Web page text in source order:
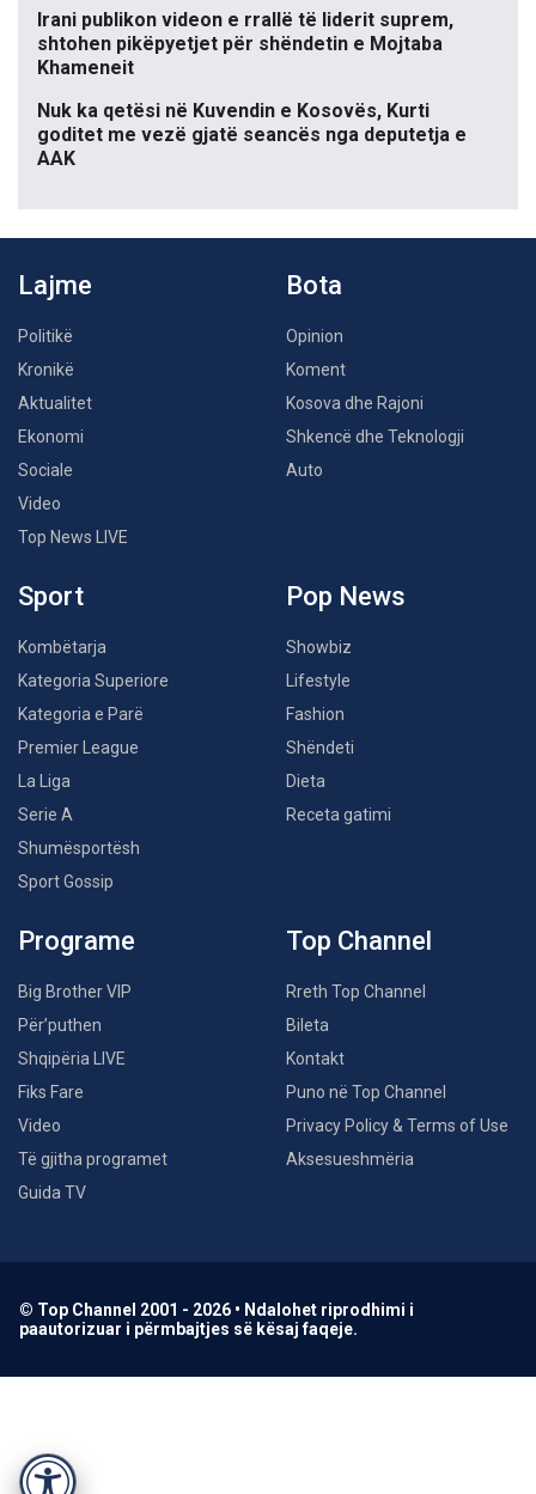
Irani publikon videon e rrallë të liderit suprem,
shtohen pikëpyetjet për shëndetin e Mojtaba
Khameneit
Nuk ka qetësi në Kuvendin e Kosovës, Kurti
goditet me vezë gjatë seancës nga deputetja e
AAK
Lajme
Politikë
Kronikë
Aktualitet
Ekonomi
Sociale
Video
Top News LIVE
Bota
Opinion
Koment
Kosova dhe Rajoni
Shkencë dhe Teknologji
Auto
Sport
Kombëtarja
Kategoria Superiore
Kategoria e Parë
Premier League
La Liga
Serie A
Shumësportësh
Sport Gossip
Pop News
Showbiz
Lifestyle
Fashion
Shëndeti
Dieta
Receta gatimi
Programe
Big Brother VIP
Për’puthen
Shqipëria LIVE
Fiks Fare
Video
Të gjitha programet
Guida TV
Top Channel
Rreth Top Channel
Bileta
Kontakt
Puno në Top Channel
Privacy Policy & Terms of Use
Aksesueshmëria
© Top Channel 2001 - 2026 • Ndalohet riprodhimi i
paautorizuar i përmbajtjes së kësaj faqeje.